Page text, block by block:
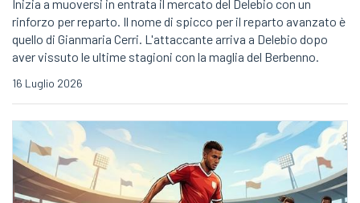
Inizia a muoversi in entrata il mercato del Delebio con un
rinforzo per reparto. Il nome di spicco per il reparto avanzato è
quello di Gianmaria Cerri. L'attaccante arriva a Delebio dopo
aver vissuto le ultime stagioni con la maglia del Berbenno.
16 Luglio 2026